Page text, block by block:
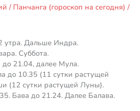
/ Панчанга (гороскоп на сегодня) /
утра. Дальше Индра.
Суббота.
21.04, далее Мула.
до 10.35 (11 сутки растущей
(12 сутки растущей Луны).
Бава до 21.24. Далее Балава.